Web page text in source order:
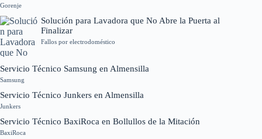
Gorenje
Solución para Lavadora que No Abre la Puerta al
Finalizar
Fallos por electrodoméstico
Servicio Técnico Samsung en Almensilla
Samsung
Servicio Técnico Junkers en Almensilla
Junkers
Servicio Técnico BaxiRoca en Bollullos de la Mitación
BaxiRoca